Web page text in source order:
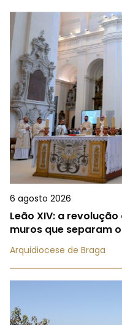
6 agosto 2026
Leão XIV: a
muros que separam
Arquidiocese de Braga